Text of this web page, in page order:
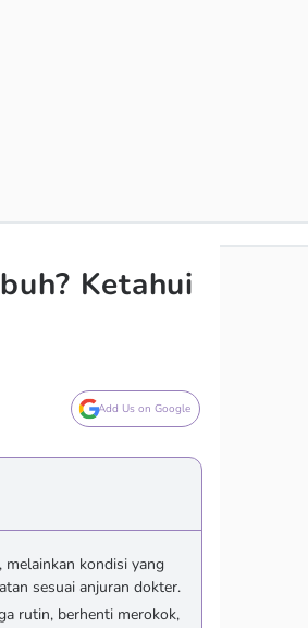
Ketahui
Add Us on Google
kondisi yang
sesuai anjuran dokter.
rutin, berhenti merokok,